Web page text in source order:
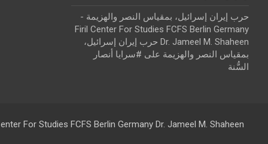
حرب إيران إسرائيل، بمقياس النصر والهزيمة -
Firil Center For Studies FCFS Berlin Germany
Dr. Jameel M. Shaheen حرب إيران إسرائيل،
بمقياس النصر والهزيمة على #سرايا أنصار
السُّنة
For Studies FCFS Berlin Germany Dr. Jameel M. Shaheen